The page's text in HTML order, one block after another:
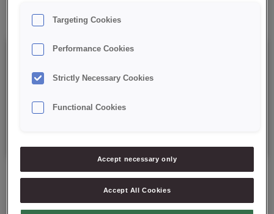
Szczegóły
Opakowanie: 15 kg netto;
Targeting Cookies
Performance Cookies
Strictly Necessary Cookies
Functional Cookies
Accept necessary only
Accept All Cookies